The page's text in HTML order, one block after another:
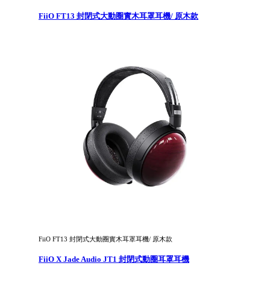
FiiO FT13 封閉式大動圈實木耳罩耳機/ 原木款
FiiO FT13 封閉式大動圈實木耳罩耳機/ 原木款
FiiO X Jade Audio JT1 封閉式動圈耳罩耳機